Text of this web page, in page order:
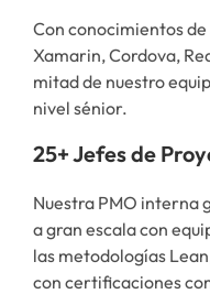
Con conocimientos
Xamarin, Cordova,
mitad de nuestro
nivel sénior.
25+ Jefes de
Nuestra PMO interna
a gran escala con
las metodologías
con certificaciones